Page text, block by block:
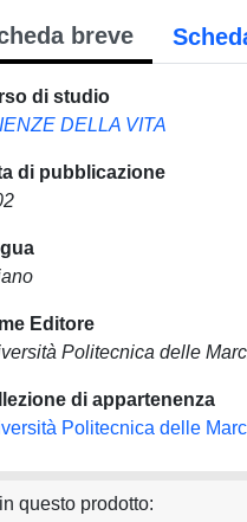
breve
di studio
DELLA VITA
di pubblicazione
Editore
Politecnica delle
di appartenenza
Politecnica delle
questo prodotto: